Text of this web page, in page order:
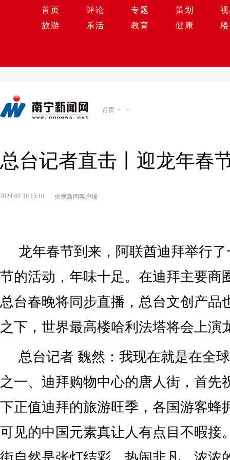
首页 评论 专题 策划
旅游
乐活 教育 健康
首页 > >
总台记者直击丨迎龙年春
2024-02-10 15:10 央视新闻客户端
龙年春节到来，阿联酋迪拜举行
节的活动，年味十足。在迪拜主要商
总台春晚将同步直播，总台文创产品
之下，世界最高楼哈利法塔将会上演
总台记者 魏然：我现在就是在全
之一、迪拜购物中心的唐人街，首先
下正值迪拜的旅游旺季，各国游客蜂
可见的中国元素真让人有点目不暇接